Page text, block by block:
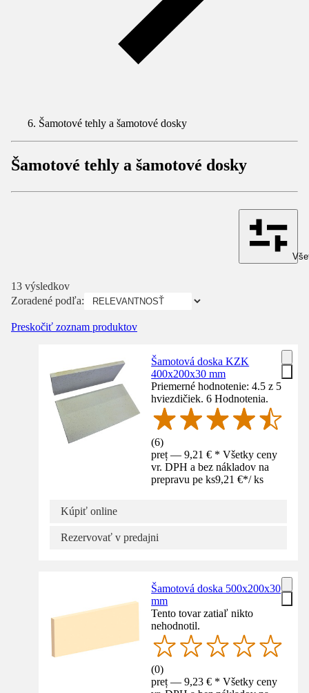
Šamotové tehly a šamotové dosky
Šamotové tehly a šamotové dosky
13 výsledkov
Zoradené podľa:
Preskočiť zoznam produktov
Šamotová doska KZK
400x200x30 mm
Priemerné hodnotenie: 4.5 z 5
hviezdičiek. 6 Hodnotenia.
(6)
preț — 9,21 € * Všetky ceny
vr. DPH a bez nákladov na
prepravu pe ks9,21 €*/ ks
Kúpiť online
Rezervovať v predajni
Šamotová doska 500x200x30
mm
Tento tovar zatiaľ nikto
nehodnotil.
(0)
preț — 9,23 € * Všetky ceny